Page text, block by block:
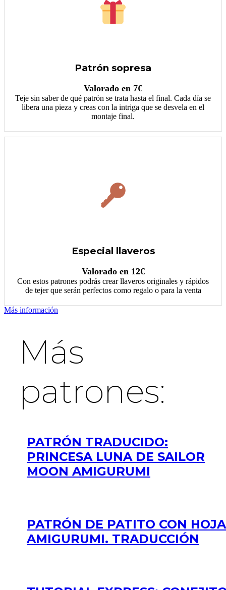
Patrón sopresa
Valorado en 7€
Teje sin saber de qué patrón se trata hasta el final. Cada día se
libera una pieza y creas con la intriga que se desvela en el
montaje final.
Especial llaveros
Valorado en 12€
Con estos patrones podrás crear llaveros originales y rápidos
de tejer que serán perfectos como regalo o para la venta
Más información
Más
patrones:
PATRÓN TRADUCIDO:
PRINCESA LUNA DE SAILOR
MOON AMIGURUMI
PATRÓN DE PATITO CON HOJA
AMIGURUMI. TRADUCCIÓN